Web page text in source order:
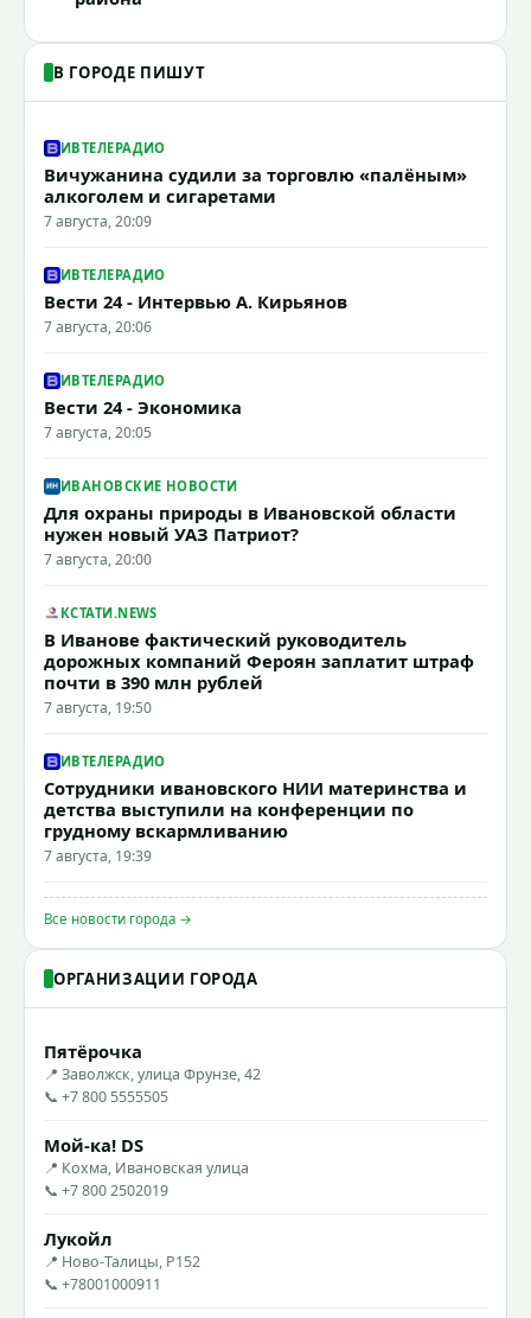
В ГОРОДЕ ПИШУТ
ИВТЕЛЕРАДИО
Вичужанина судили за торговлю «палёным»
алкоголем и сигаретами
7 августа, 20:09
ИВТЕЛЕРАДИО
Вести 24 - Интервью А. Кирьянов
7 августа, 20:06
ИВТЕЛЕРАДИО
Вести 24 - Экономика
7 августа, 20:05
ИВАНОВСКИЕ НОВОСТИ
Для охраны природы в Ивановской области
нужен новый УАЗ Патриот?
7 августа, 20:00
КСТАТИ.NEWS
В Иванове фактический руководитель
дорожных компаний Фероян заплатит штраф
почти в 390 млн рублей
7 августа, 19:50
ИВТЕЛЕРАДИО
Сотрудники ивановского НИИ материнства и
детства выступили на конференции по
грудному вскармливанию
7 августа, 19:39
Все новости города →
ОРГАНИЗАЦИИ ГОРОДА
Пятёрочка
📍 Заволжск, улица Фрунзе, 42
📞 +7 800 5555505
Мой-ка! DS
📍 Кохма, Ивановская улица
📞 +7 800 2502019
Лукойл
📍 Ново-Талицы, Р152
📞 +78001000911